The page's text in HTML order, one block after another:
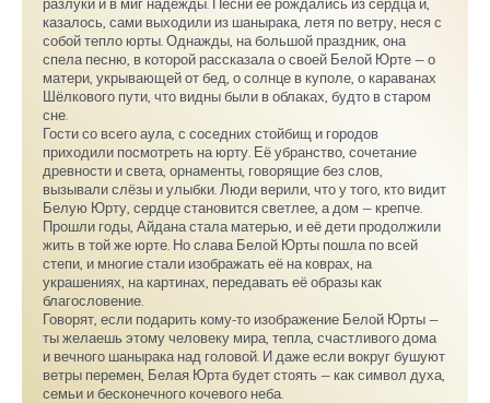
разлуки и в миг надежды. Песни её рождались из сердца и,
казалось, сами выходили из шанырака, летя по ветру, неся с
собой тепло юрты. Однажды, на большой праздник, она
спела песню, в которой рассказала о своей Белой Юрте — о
матери, укрывающей от бед, о солнце в куполе, о караванах
Шёлкового пути, что видны были в облаках, будто в старом
сне.
Гости со всего аула, с соседних стойбищ и городов
приходили посмотреть на юрту. Её убранство, сочетание
древности и света, орнаменты, говорящие без слов,
вызывали слёзы и улыбки. Люди верили, что у того, кто видит
Белую Юрту, сердце становится светлее, а дом — крепче.
Прошли годы, Айдана стала матерью, и её дети продолжили
жить в той же юрте. Но слава Белой Юрты пошла по всей
степи, и многие стали изображать её на коврах, на
украшениях, на картинах, передавать её образы как
благословение.
Говорят, если подарить кому-то изображение Белой Юрты —
ты желаешь этому человеку мира, тепла, счастливого дома
и вечного шанырака над головой. И даже если вокруг бушуют
ветры перемен, Белая Юрта будет стоять — как символ духа,
семьи и бесконечного кочевого неба.